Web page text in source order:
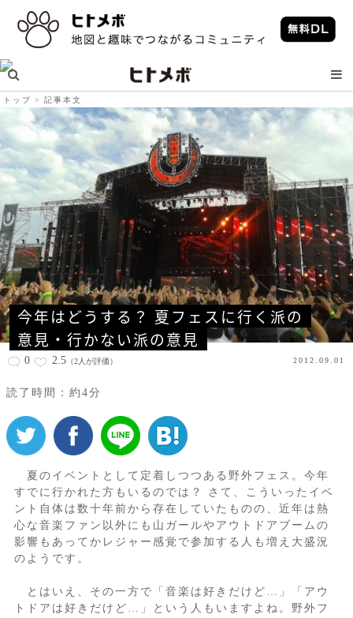
トップ 記事本文
今年はどうする？ 夏フェスに行く派の
意見・行かない派の意見
0 2.5 （2人が評価） 2012.09.01
読了時間：約4分
夏のイベントとして定着しつつある野外フェス。今年
すでに行かれた方もいるのでは？ さて、こういったイベ
ント自体は数十年前から存在していたものの、近年は熱
心な音楽ファン以外にも山ガールやアウトドアブームの
影響もあってかレジャー感覚で参加する人も増え大盛況
のようです。
とはいえ、その一方で「音楽は好きだけど…」「アウ
トドアは好きだけど…」という人もいますよね。野外フ